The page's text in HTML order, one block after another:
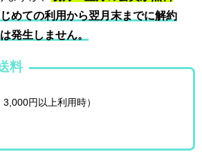
めての利用から翌月末までに解約
発生しません。
料
円以上利用時）